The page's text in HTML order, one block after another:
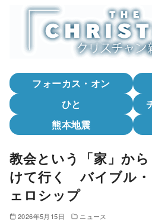
フォーカス・オン
ひと
熊本地震
教会という「家」か
けて行く バイブル・
ェロシップ
2026年5月15日 ニュース